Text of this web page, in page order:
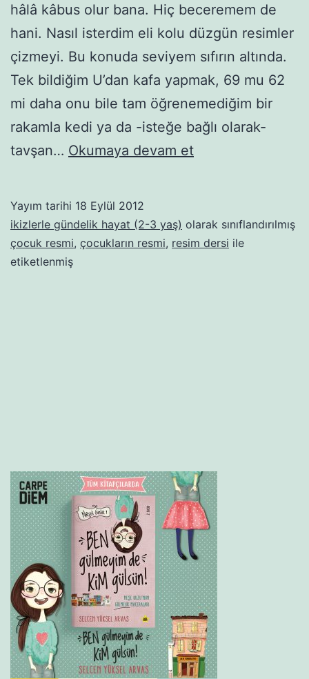
hâlâ kâbus olur bana. Hiç beceremem de
hani. Nasıl isterdim eli kolu düzgün resimler
çizmeyi. Bu konuda seviyem sıfırın altında.
Tek bildiğim U’dan kafa yapmak, 69 mu 62
mi daha onu bile tam öğrenemediğim bir
rakamla kedi ya da -isteğe bağlı olarak-
tavşan… Okumaya devam etKurt
Yayım tarihi 18 Eylül 2012
ikizlerle gündelik hayat (2-3 yaş) olarak sınıflandırılmış
çocuk resmi, çocukların resmi, resim dersi ile
etiketlenmiş